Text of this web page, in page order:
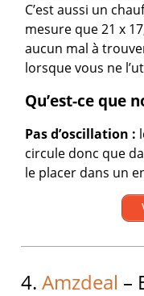
C’est aussi un
mesure que 21 x
aucun mal à
lorsque vous ne
Qu’est-ce que
Pas d’oscillation :
circule donc que
le placer dans un
4.Amzdeal –